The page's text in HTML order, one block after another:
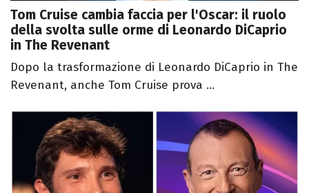
Tom Cruise cambia faccia per l'Oscar: il ruolo
della svolta sulle orme di Leonardo DiCaprio
in The Revenant
Dopo la trasformazione di Leonardo DiCaprio in The
Revenant, anche Tom Cruise prova ...